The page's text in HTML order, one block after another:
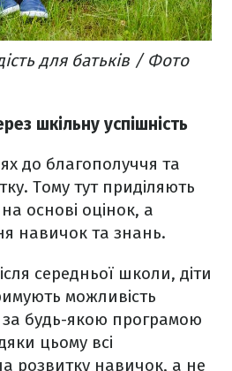
для батьків / Фото
шкільну успішність
до благополуччя та
Тому тут приділяють
основі оцінок, а
навичок та знань.
середньої школи, діти
можливість
будь-якою програмою
цьому всі
розвитку навичок, а не